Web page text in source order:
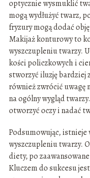
optycznie wysmuklić
mogą wydłużyć twarz,
fryzury mogą dodać
Makijaż konturowy to
wyszczupleniu twarzy.
kości policzkowych i
stworzyć iluzję bardziej
również zwrócić uwagę
na ogólny wygląd
otworzyć oczy i nadać
Podsumowując,
wyszczupleniu twarzy.
diety, po
Kluczem do sukcesu